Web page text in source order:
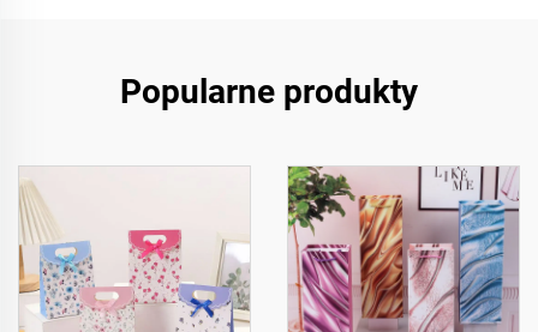
Popularne produkty